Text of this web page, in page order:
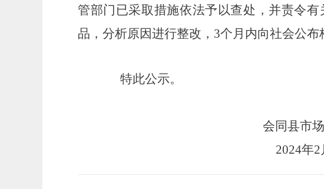
管部门已采取措施依法予以查处，并责令有
品 ， 分析原因进行整改， 3个月内向社
特此公示。
会同县市
2024年2